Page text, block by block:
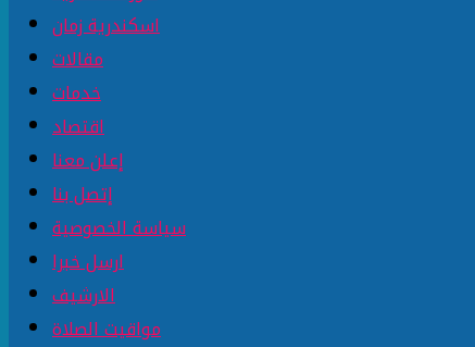
اسكندرية زمان
مقالات
خدمات
اقتصاد
إعلن معنا
إتصل بنا
سياسة الخصوصية
ارسل خبرا
الارشيف
مواقيت الصلاة